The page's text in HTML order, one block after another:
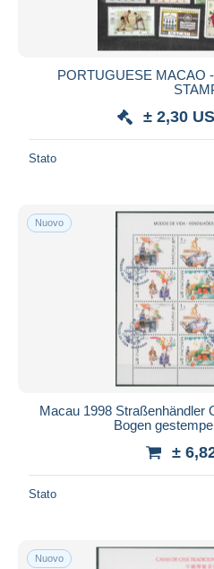
PORTUGUESE MACAO
± 2,30
Stato
Nuovo
Macau 1998 Straßenhändler
Bogen
±
Stato
Nuovo